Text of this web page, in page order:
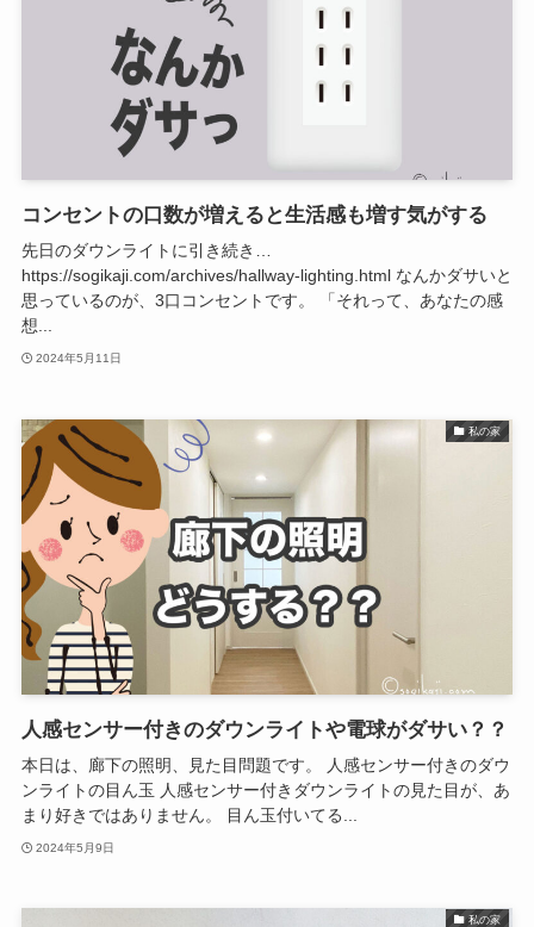
コンセントの口数が増えると生活感も増す気がする
先日のダウンライトに引き続き…
https://sogikaji.com/archives/hallway-lighting.html なんかダサいと
思っているのが、3口コンセントです。 「それって、あなたの感
想...
2024年5月11日
私の家
人感センサー付きのダウンライトや電球がダサい？？
本日は、廊下の照明、見た目問題です。 人感センサー付きのダウ
ンライトの目ん玉 人感センサー付きダウンライトの見た目が、あ
まり好きではありません。 目ん玉付いてる...
2024年5月9日
私の家